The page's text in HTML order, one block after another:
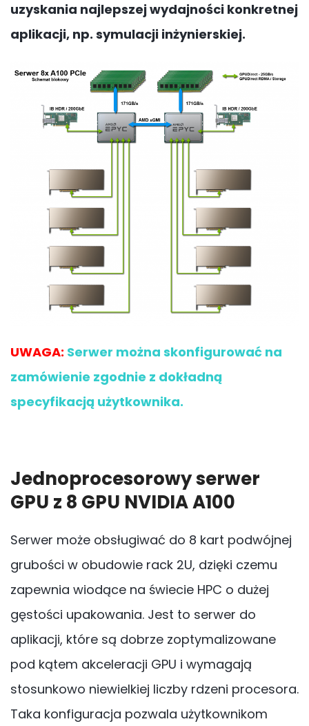
uzyskania najlepszej wydajności konkretnej
aplikacji, np. symulacji inżynierskiej.
UWAGA: Serwer można skonfigurować na
zamówienie zgodnie z dokładną
specyfikacją użytkownika.
Jednoprocesorowy serwer
GPU z 8 GPU NVIDIA A100
Serwer może obsługiwać do 8 kart podwójnej
grubości w obudowie rack 2U, dzięki czemu
zapewnia wiodące na świecie HPC o dużej
gęstości upakowania. Jest to serwer do
aplikacji, które są dobrze zoptymalizowane
pod kątem akceleracji GPU i wymagają
stosunkowo niewielkiej liczby rdzeni procesora.
Taka konfiguracja pozwala użytkownikom